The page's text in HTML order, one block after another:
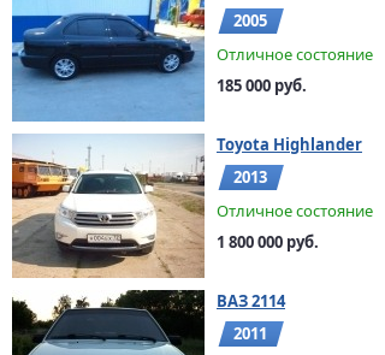
2005
Отличное состояние
185 000 руб.
Toyota Highlander
2013
Отличное состояние
1 800 000 руб.
ВАЗ 2114
2011